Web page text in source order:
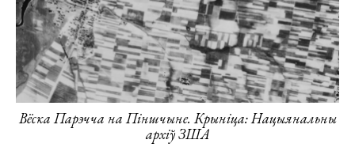
Вёска Парэчча на Піншчыне. Крыніца: Нацыянальны
архіў ЗША